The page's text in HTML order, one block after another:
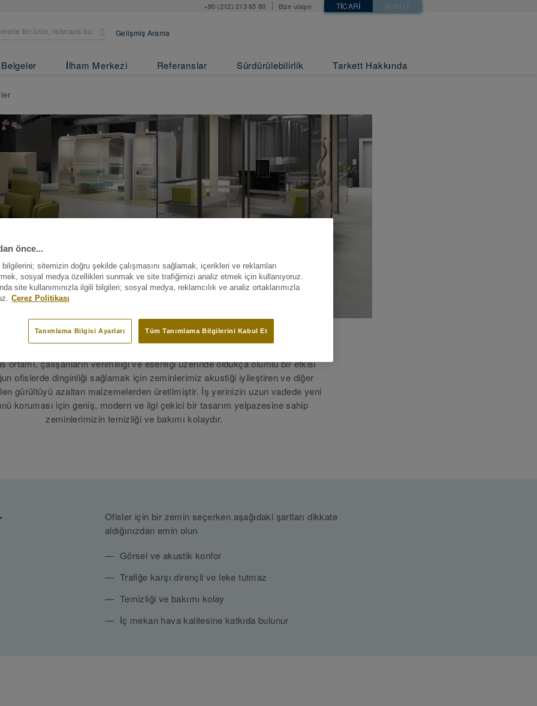
+90 (212) 213 65 80 Bize ulaşın TICARI KONUT
Gelişmiş Arama
Belgeler İlham Merkezi Referanslar Sürdürülebilirlik Tarkett Hakkında
Ofisler
ortamı, çalışanların verimliliği ve esenliği üzerinde oldukça olumlu bir etkisi
ofislerde dinginliği sağlamak için zeminlerimiz akustiği iyileştiren ve diğer
gürültüyü azaltan malzemelerden üretilmiştir. İş yerinizin uzun vadede yeni
koruması için geniş, modern ve ilgi çekici bir tasarım yelpazesine sahip
zeminlerimizin temizliği ve bakımı kolaydır.
Ofisler için bir zemin seçerken aşağıdaki şartları dikkate
aldığınızdan emin olun
Görsel ve akustik konfor
Trafiğe karşı dirençli ve leke tutmaz
Temizliği ve bakımı kolay
İç mekan hava kalitesine katkıda bulunur
önce...
bilgilerini; sitemizin doğru şekilde çalışmasını sağlamak, içerikleri ve reklamları
sosyal medya özellikleri sunmak ve site trafiğimizi analiz etmek için kullanıyoruz.
site kullanımınızla ilgili bilgileri; sosyal medya, reklamcılık ve analiz ortaklarımızla
Çerez Politikası
Tüm Tanımlama Bilgilerini Kabul Et
Tanımlama Bilgisi Ayarları